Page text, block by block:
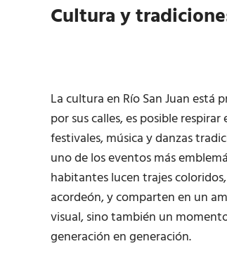
Cultura y
La cultura en Río San Juan está
por sus calles, es posible
festivales, música y danzas
uno de los eventos más
habitantes lucen trajes
acordeón, y comparten en un
visual, sino también un
generación en generación.